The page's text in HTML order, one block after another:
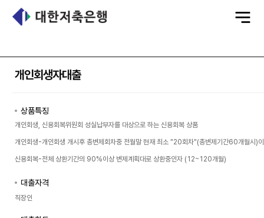
전
체
개인회생자대출
상품특징
개인회생, 신용회복위원회 성실납부자를 대상으로 하는 신용회복 상품
개인회생-개인회생 개시후 총변제회차중 전월말 현재 최소 "20회차"(총변제기간60개월시)
신용회복-전체 상환기간의 90%이상 변제계획대로 상환중인자 (12~120개월)
대출자격
직장인